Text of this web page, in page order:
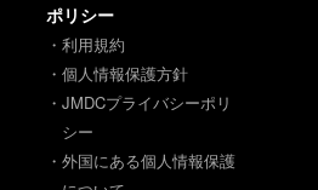
ポリシー
・利用規約
・個人情報保護方針
・JMDCプライバシーポリ
シー
・外国にある個人情報保護